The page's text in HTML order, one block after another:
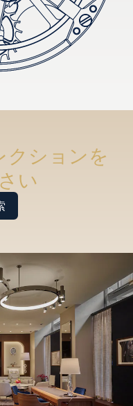
クションを
い